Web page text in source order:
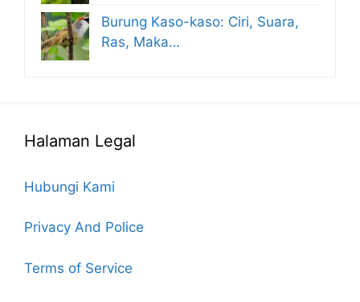
Burung Kaso-kaso: Ciri, Suara,
Ras, Maka…
Halaman Legal
Hubungi Kami
Privacy And Police
Terms of Service